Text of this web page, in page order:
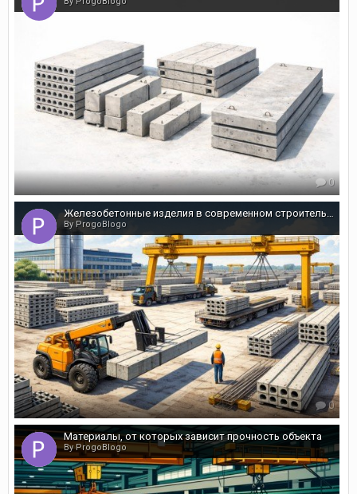
0
Железобетонные изделия в современном строительстве
By ProgoBlogo
0
Материалы, от которых зависит прочность объекта
By ProgoBlogo